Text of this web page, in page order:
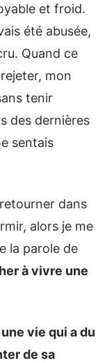
et froid.
été abusée,
Quand ce
mon
tenir
des dernières
sentais
dans
alors je me
la parole de
à vivre une
vie qui a du
de sa